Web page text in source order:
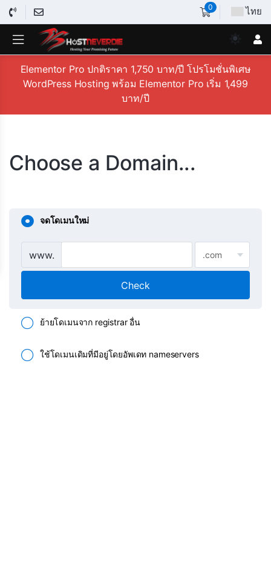
0 ไทย
Elementor Pro ปกติราคา 1,750 บาท/ปี โปรโมชั่นพิเศษ
WordPress Hosting พร้อม Elementor Pro เริ่ม 1,499
บาท/ปี
Choose a Domain...
จดโดเมนใหม่
www.
Check
ย้ายโดเมนจาก registrar อื่น
ใช้โดเมนเดิมที่มีอยู่โดยอัพเดท nameservers